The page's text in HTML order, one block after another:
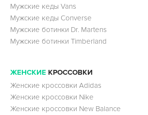
Мужские кеды Vans
Мужские кеды Converse
Мужские ботинки Dr. Martens
Мужские ботинки Timberland
ЖЕНСКИЕ КРОССОВКИ
Женские кроссовки Adidas
Женские кроссовки Nike
Женские кроссовки New Balance